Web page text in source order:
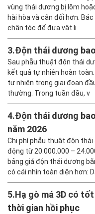
vùng thái dương bị lõm
hài hòa và cân đối hơn.
chân tóc để đưa vật li
3.Độn thái dương
Sau phẫu thuật độn thái
kết quả tự nhiên hoàn
tự nhiên trong giai đoạn
thường. Trong tuần đầu, v
4.Độn thái dương
năm 2026
Chi phí phẫu thuật độn
động từ 20.000.000 –
bảng giá độn thái dương
có cái nhìn toàn diện hơn:
5.Hạ gò má 3D có
thời gian hồi phục